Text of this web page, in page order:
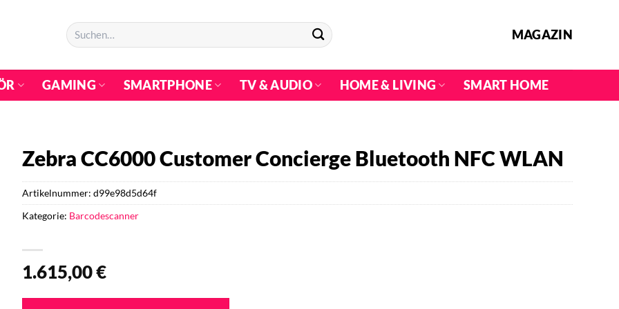
Suchen
nach:
MAGAZIN
GAMING SMARTPHONE TV & AUDIO HOME & LIVING SMART HOME
Zebra CC6000 Customer Concierge Bluetooth NFC WLAN
1.615,00€
Artikelnummer:d99e98d5d64f
Kategorie: Barcodescanner